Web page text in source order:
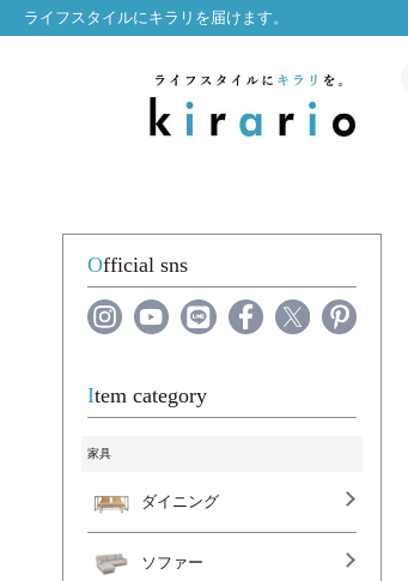
ライフスタイルにキラリを届けます。
Official sns
Item category
家具
ダイニング
ソファー